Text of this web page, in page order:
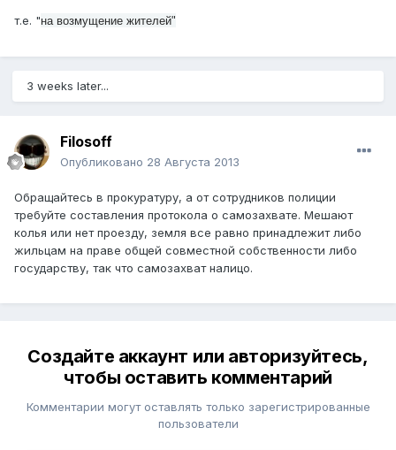
т.е. "на возмущение жителей"
3 weeks later...
Filosoff
Опубликовано 28 Августа 2013
Обращайтесь в прокуратуру, а от сотрудников полиции
требуйте составления протокола о самозахвате. Мешают
колья или нет проезду, земля все равно принадлежит либо
жильцам на праве общей совместной собственности либо
государству, так что самозахват налицо.
Создайте аккаунт или авторизуйтесь,
чтобы оставить комментарий
Комментарии могут оставлять только зарегистрированные
пользователи